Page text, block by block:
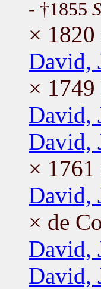
- †1855
× 1820
David,
×
David,
David,
× 1761
David,
× de
David,
David,